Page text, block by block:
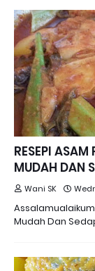
RESEPI
MUDAH DAN
Wani SK
Mudah Dan